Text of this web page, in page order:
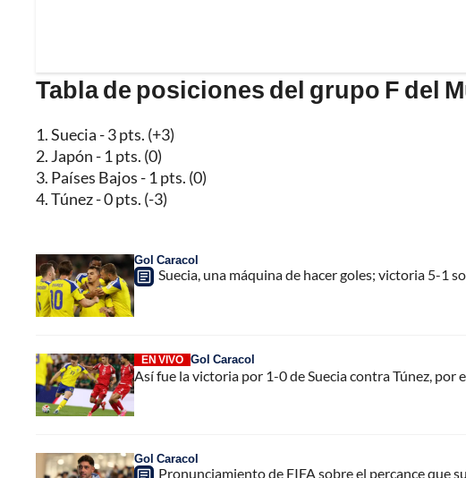
Tabla de posiciones del grupo F del
1. Suecia - 3 pts. (+3)
2. Japón - 1 pts. (0)
3. Países Bajos - 1 pts. (0)
4. Túnez - 0 pts. (-3)
Gol Caracol
Suecia, una máquina de hacer goles; victoria 5-1
EN VIVO Gol Caracol
Así fue la victoria por 1-0 de Suecia contra Túnez, por
Gol Caracol
Pronunciamiento de FIFA sobre el percance que